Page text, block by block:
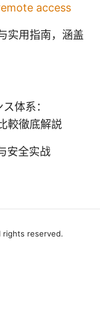
access
实用指南，涵盖
体系：
較徹底解説
安全实战
rights reserved.